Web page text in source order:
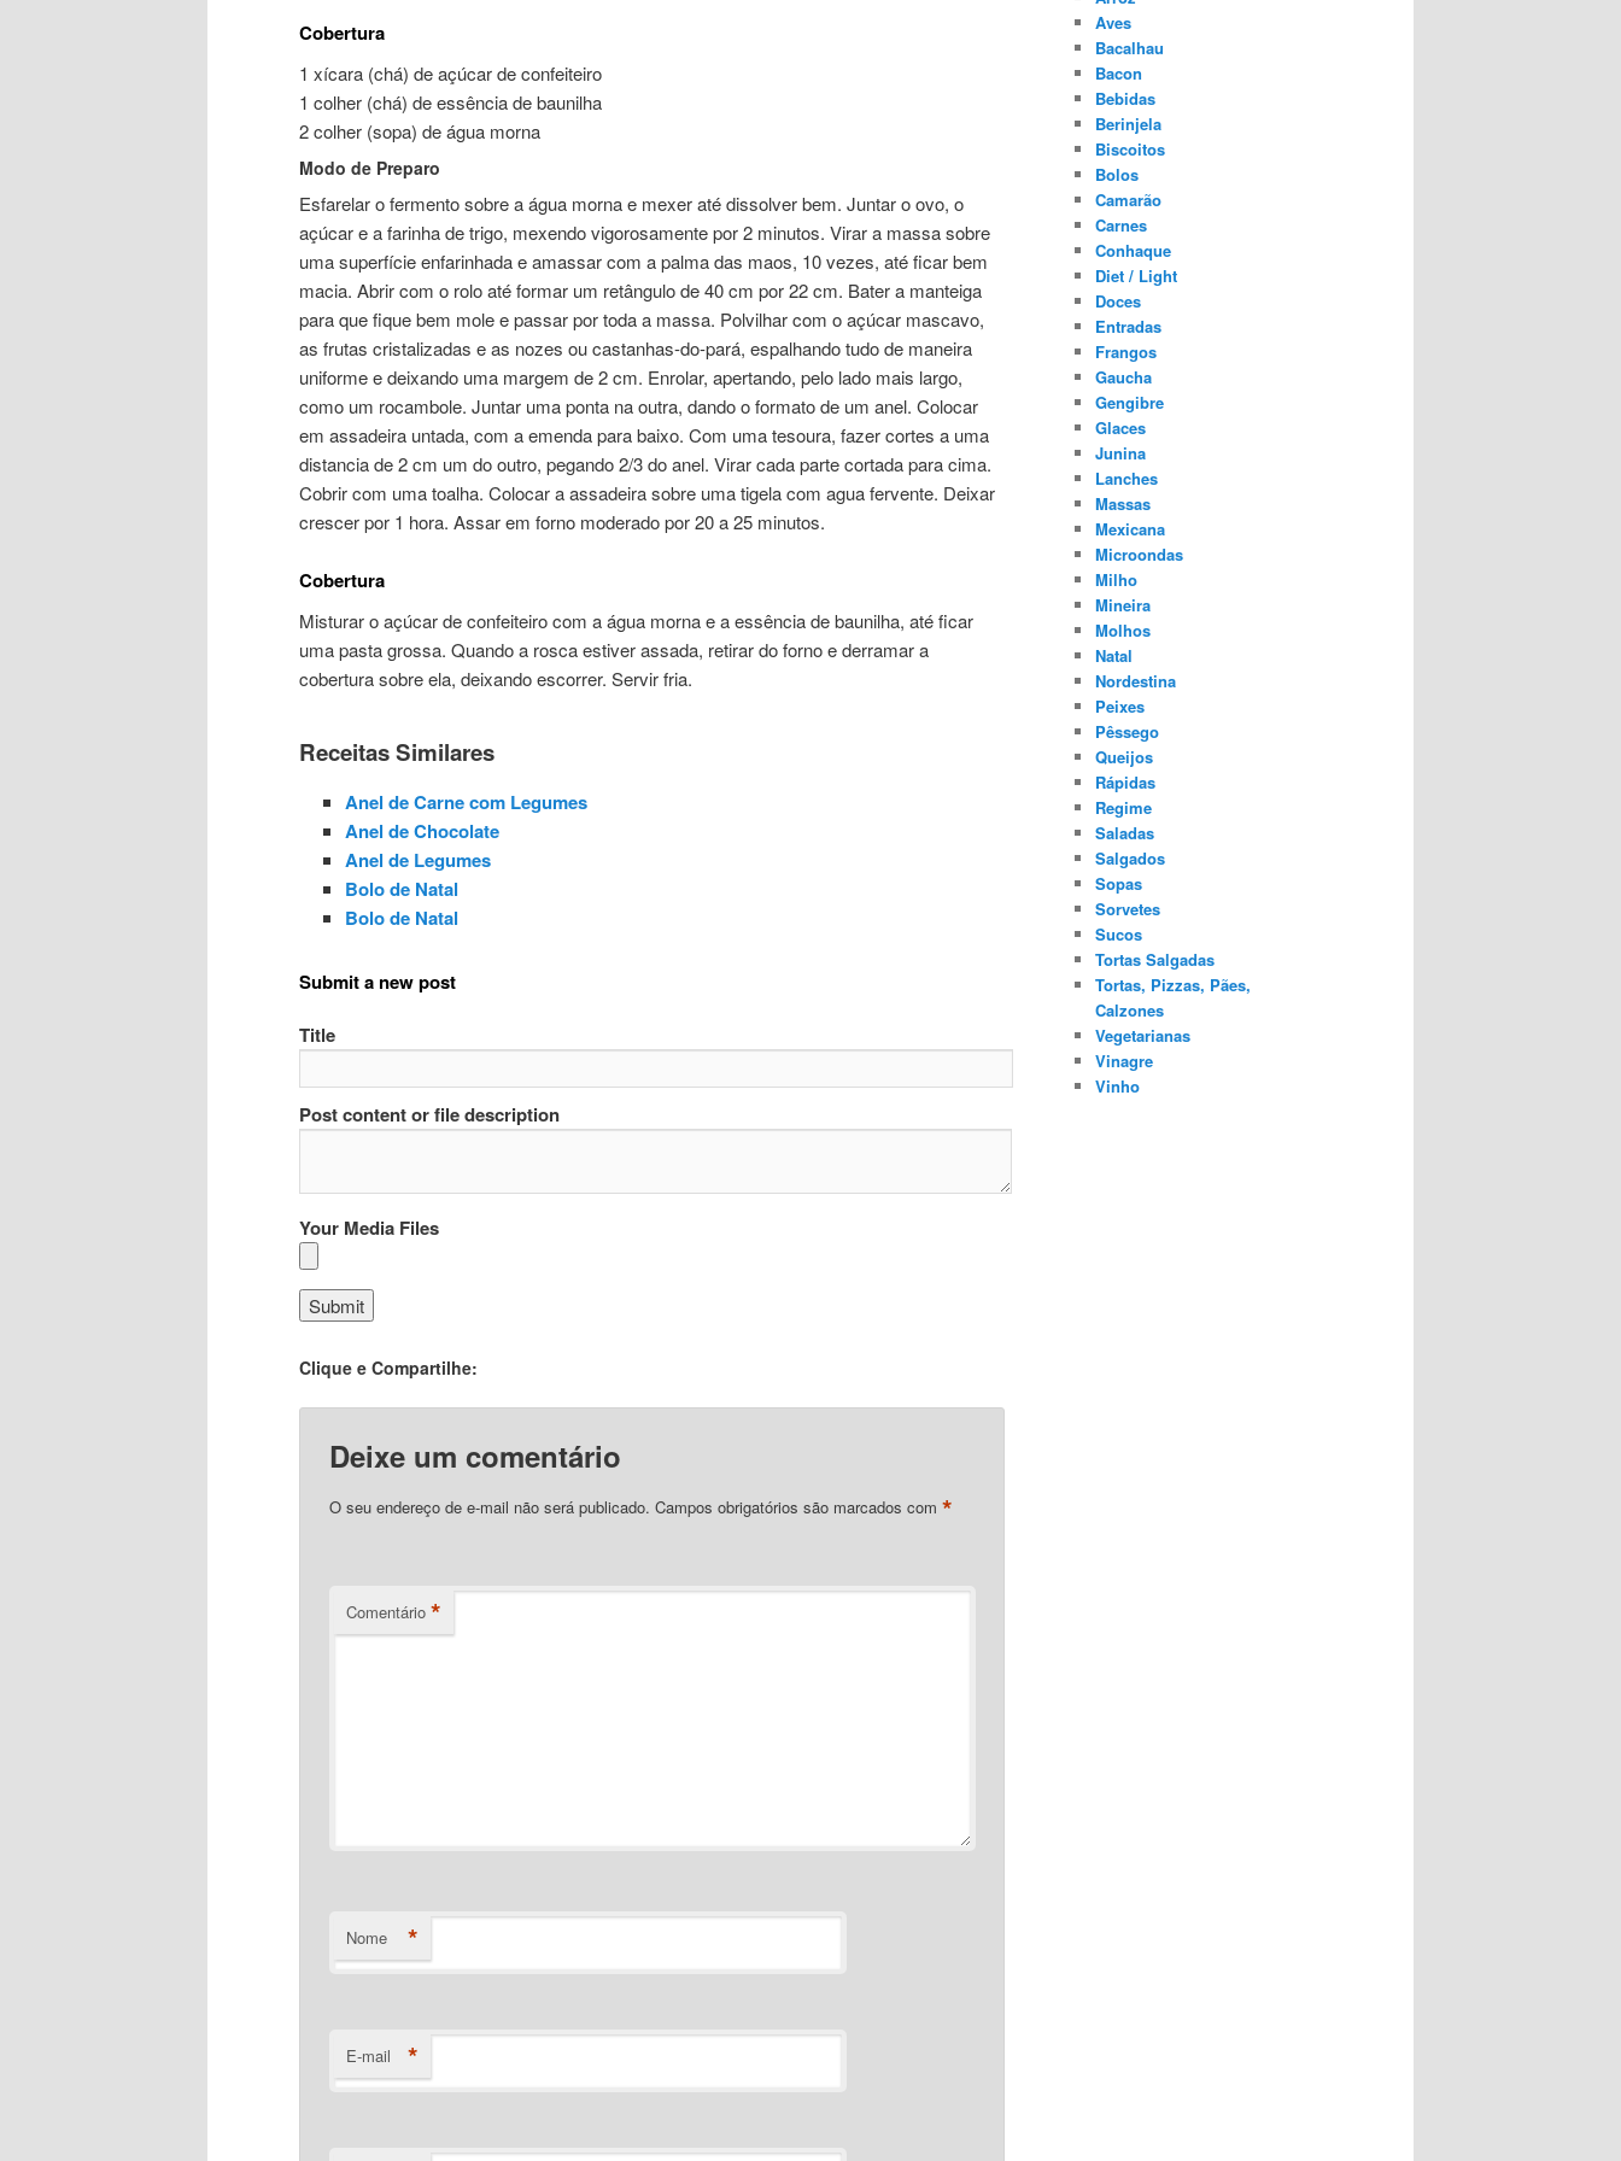
Cobertura
1 xícara (chá) de açúcar de confeiteiro
1 colher (chá) de essência de baunilha
2 colher (sopa) de água morna
Modo de Preparo
Esfarelar o fermento sobre a água morna e mexer até dissolver bem. Juntar o ovo, o
açúcar e a farinha de trigo, mexendo vigorosamente por 2 minutos. Virar a massa sobre
uma superfície enfarinhada e amassar com a palma das maos, 10 vezes, até ficar bem
macia. Abrir com o rolo até formar um retângulo de 40 cm por 22 cm. Bater a manteiga
para que fique bem mole e passar por toda a massa. Polvilhar com o açúcar mascavo,
as frutas cristalizadas e as nozes ou castanhas-do-pará, espalhando tudo de maneira
uniforme e deixando uma margem de 2 cm. Enrolar, apertando, pelo lado mais largo,
como um rocambole. Juntar uma ponta na outra, dando o formato de um anel. Colocar
em assadeira untada, com a emenda para baixo. Com uma tesoura, fazer cortes a uma
distancia de 2 cm um do outro, pegando 2/3 do anel. Virar cada parte cortada para cima.
Cobrir com uma toalha. Colocar a assadeira sobre uma tigela com agua fervente. Deixar
crescer por 1 hora. Assar em forno moderado por 20 a 25 minutos.
Cobertura
Misturar o açúcar de confeiteiro com a água morna e a essência de baunilha, até ficar
uma pasta grossa. Quando a rosca estiver assada, retirar do forno e derramar a
cobertura sobre ela, deixando escorrer. Servir fria.
Receitas Similares
Anel de Carne com Legumes
Anel de Chocolate
Anel de Legumes
Bolo de Natal
Bolo de Natal
Submit a new post
Title
Post content or file description
Your Media Files
Clique e Compartilhe:
Deixe um comentário
O seu endereço de e-mail não será publicado. Campos obrigatórios são marcados com*
Comentário *
Nome *
E-mail *
Aves
Bacalhau
Bacon
Bebidas
Berinjela
Biscoitos
Bolos
Camarão
Carnes
Conhaque
Diet / Light
Doces
Entradas
Frangos
Gaucha
Gengibre
Glaces
Junina
Lanches
Massas
Mexicana
Microondas
Milho
Mineira
Molhos
Natal
Nordestina
Peixes
Pêssego
Queijos
Rápidas
Regime
Saladas
Salgados
Sopas
Sorvetes
Sucos
Tortas Salgadas
Tortas, Pizzas, Pães,
Calzones
Vegetarianas
Vinagre
Vinho